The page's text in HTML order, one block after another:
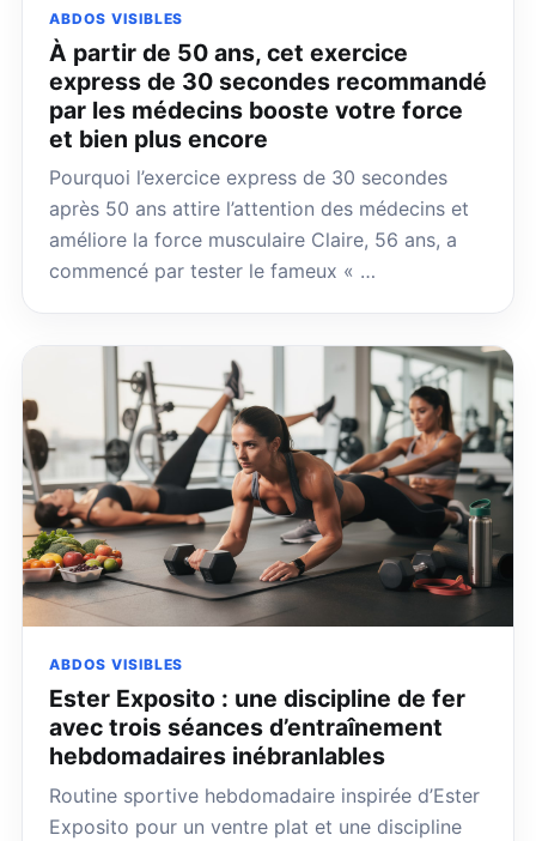
ABDOS VISIBLES
À partir de 50 ans, cet exercice
express de 30 secondes recommandé
par les médecins booste votre force
et bien plus encore
Pourquoi l’exercice express de 30 secondes
après 50 ans attire l’attention des médecins et
améliore la force musculaire Claire, 56 ans, a
commencé par tester le fameux « …
ABDOS VISIBLES
Ester Exposito : une discipline de fer
avec trois séances d’entraînement
hebdomadaires inébranlables
Routine sportive hebdomadaire inspirée d’Ester
Exposito pour un ventre plat et une discipline